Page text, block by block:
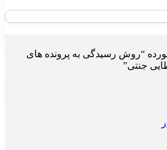
“روش رسیدگی به پرونده های
جنتی”